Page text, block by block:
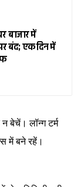
बाजार में
बंद; एक दिन में
बेचें। लॉन्ग टर्म
में बने रहें।